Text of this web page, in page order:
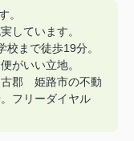
。
しています。
まで徒歩19分。
がいい立地。
郡 姫路市の不動
フリーダイヤル